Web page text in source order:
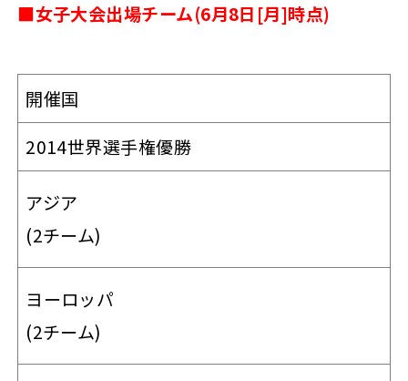
■女子大会出場チーム(6月8日[月]時点)
開催国
2014世界選手権優勝
アジア
(2チーム)
ヨーロッパ
(2チーム)